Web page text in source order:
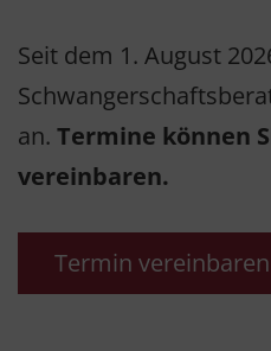
Seit dem 1. August
an. Termine können
vereinbaren.
Termin vereinbaren